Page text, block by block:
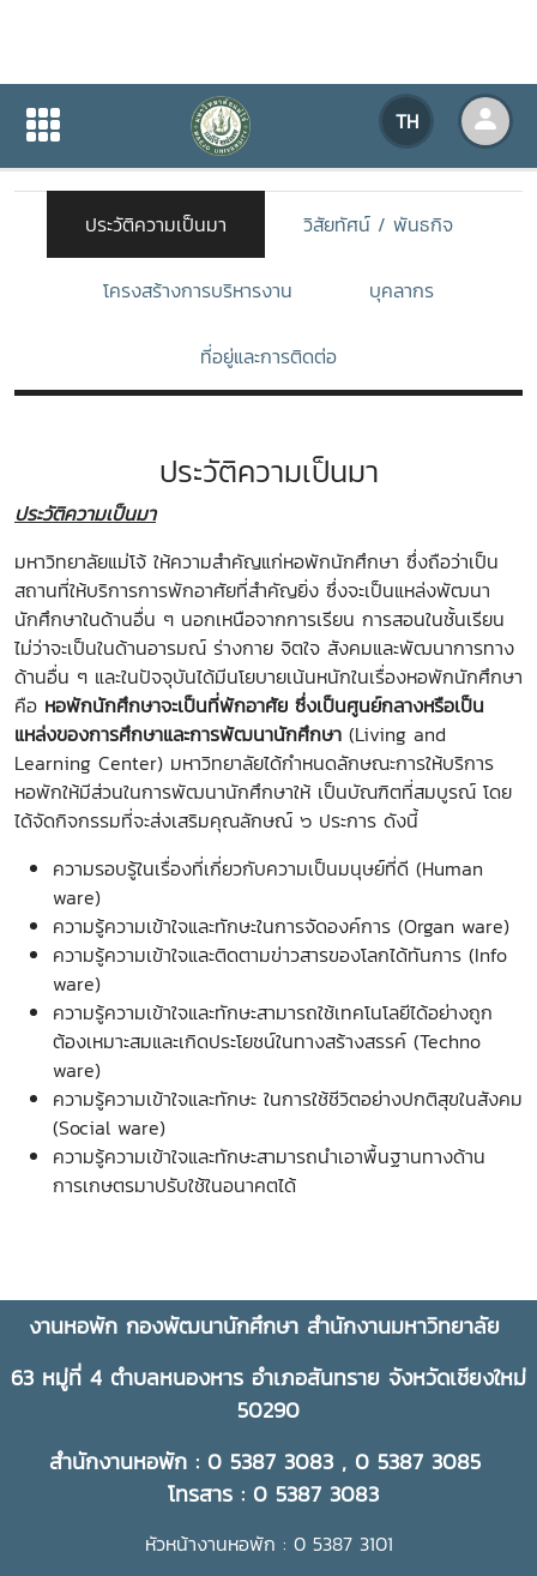
TH
เกี่ยวกับหน่วยงาน
เกี่ยวกับหน่วยงาน
ประวัติความเป็นมา วิสัยทัศน์ / พันธกิจ
โครงสร้างการบริหารงาน บุคลากร
ที่อยู่และการติดต่อ
ประวัติความเป็นมา
ประวัติความเป็นมา
มหาวิทยาลัยแม่โจ้ ให้ความสำคัญแก่หอพักนักศึกษา ซึ่งถือว่าเป็น
สถานที่ให้บริการการพักอาศัยที่สำคัญยิ่ง ซึ่งจะเป็นแหล่งพัฒนา
นักศึกษาในด้านอื่น ๆ นอกเหนือจากการเรียน การสอนในชั้นเรียน
ไม่ว่าจะเป็นในด้านอารมณ์ ร่างกาย จิตใจ สังคมและพัฒนาการทาง
ด้านอื่น ๆ และในปัจจุบันได้มีนโยบายเน้นหนักในเรื่องหอพักนักศึกษา
คือ หอพักนักศึกษาจะเป็นที่พักอาศัย ซึ่งเป็นศูนย์กลางหรือเป็น
แหล่งของการศึกษาและการพัฒนานักศึกษา (Living and
Learning Center) มหาวิทยาลัยได้กำหนดลักษณะการให้บริการ
หอพักให้มีส่วนในการพัฒนานักศึกษาให้ เป็นบัณฑิตที่สมบูรณ์ โดย
ได้จัดกิจกรรมที่จะส่งเสริมคุณลักษณ์ ๖ ประการ ดังนี้
ความรอบรู้ในเรื่องที่เกี่ยวกับความเป็นมนุษย์ที่ดี (Human
ware)
ความรู้ความเข้าใจและทักษะในการจัดองค์การ (Organ ware)
ความรู้ความเข้าใจและติดตามข่าวสารของโลกได้ทันการ (Info
ware)
ความรู้ความเข้าใจและทักษะสามารถใช้เทคโนโลยีได้อย่างถูก
ต้องเหมาะสมและเกิดประโยชน์ในทางสร้างสรรค์ (Techno
ware)
ความรู้ความเข้าใจและทักษะ ในการใช้ชีวิตอย่างปกติสุขในสังคม
(Social ware)
ความรู้ความเข้าใจและทักษะสามารถนำเอาพื้นฐานทางด้าน
การเกษตรมาปรับใช้ในอนาคตได้
งานหอพัก กองพัฒนานักศึกษา สำนักงานมหาวิทยาลัย
63 หมู่ที่ 4 ตำบลหนองหาร อำเภอสันทราย จังหวัดเชียงใหม่
50290
สำนักงานหอพัก : 0 5387 3083 , 0 5387 3085
โทรสาร : 0 5387 3083
หัวหน้างานหอพัก : 0 5387 3101